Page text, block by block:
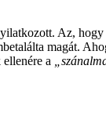
Az,
magát.
a